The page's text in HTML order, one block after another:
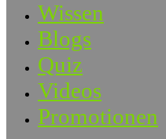
Wissen
Blogs
Quiz
Videos
Promotionen